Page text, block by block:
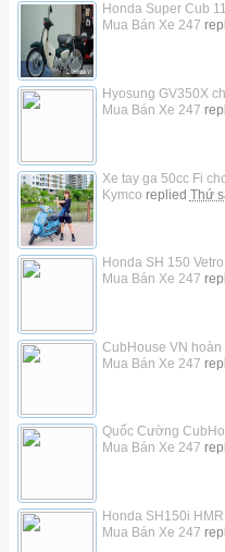
Honda Super Cub
Mua Bán Xe 247
Hyosung GV350X
Mua Bán Xe 247
Xe tay ga 50cc Fi
Kymco replied Thứ
Honda SH 150
Mua Bán Xe 247
CubHouse VN
Mua Bán Xe 247
Quốc Cường
Mua Bán Xe 247
Honda SH150i
Mua Bán Xe 247